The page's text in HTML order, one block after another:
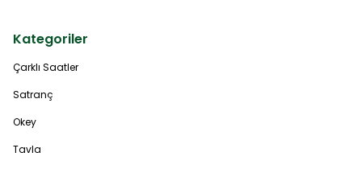
Kategoriler
Çarklı Saatler
Satranç
Okey
Tavla